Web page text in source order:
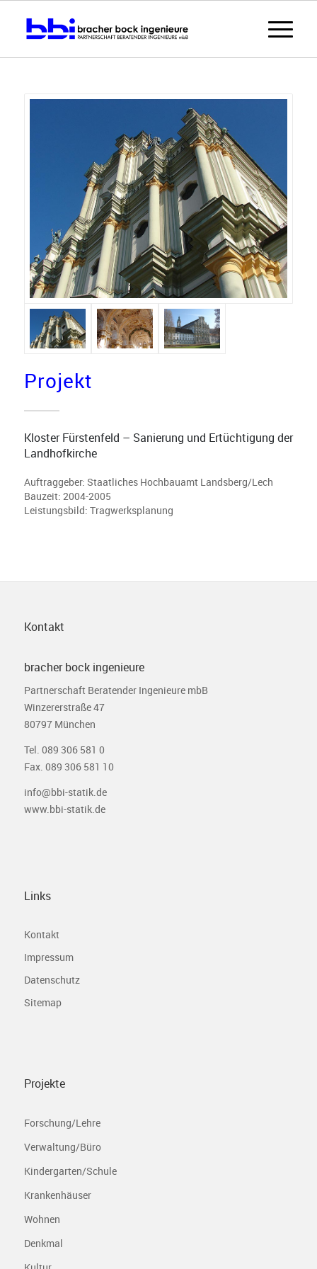
Projekt
Kloster Fürstenfeld – Sanierung und Ertüchtigung der
Landhofkirche
Auftraggeber: Staatliches Hochbauamt Landsberg/Lech
Bauzeit: 2004-2005
Leistungsbild: Tragwerksplanung
Kontakt
bracher bock ingenieure
Partnerschaft Beratender Ingenieure mbB
Winzererstraße 47
80797 München
Tel. 089 306 581 0
Fax. 089 306 581 10
info@bbi-statik.de
www.bbi-statik.de
Links
Kontakt
Impressum
Datenschutz
Sitemap
Projekte
Forschung/Lehre
Verwaltung/Büro
Kindergarten/Schule
Krankenhäuser
Wohnen
Denkmal